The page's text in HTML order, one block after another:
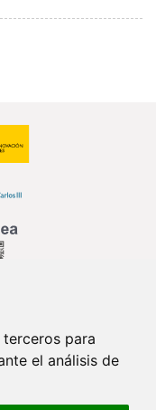
para
el análisis de
Planta 0 28029 Madrid